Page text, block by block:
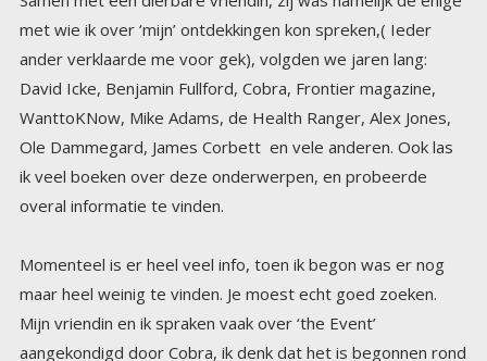
overal informatie te vinden.
Momenteel is er heel veel info, toen ik begon was er nog
maar heel weinig te vinden. Je moest echt goed zoeken.
Mijn vriendin en ik spraken vaak over ‘the Event’
aangekondigd door Cobra, ik denk dat het is begonnen rond
2012, en we volgden alles wat hij deelde. Hoopvol over de
verwijdering van allerlei kwaadaardige elementen in de
biosfeer. En hoe het licht indaalde op aarde en dat we een
kritieke massa dienden te bereiken om aan dat kantelpunt
toe te kunnen komen. We deden mee aan
groepsmeditaties, en aan wereldmeditaties toen er nog
nauwelijks mensen aan meededen. We bereikten dan 3000
tot 5000 mediteerders over de hele wereld en soms niet
eens 2000. De rest was nog vrolijk aan het genieten van